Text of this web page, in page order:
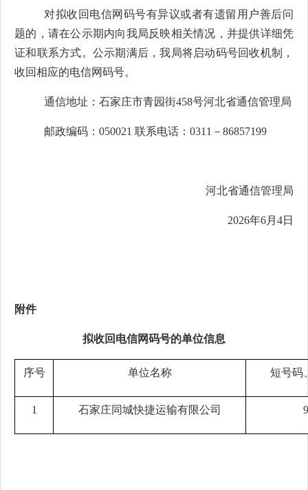
对拟收回电信网码号有异议或者有遗留用户善后问
题的，请在公示期内向我局反映相关情况，并提供详细凭
证和联系方式。公示期满后，我局将启动码号回收机制，
收回相应的电信网码号。
通信地址：石家庄市青园街458号河北省通信管理局
邮政编码：050021 联系电话：0311－86857199
河北省通信管理局
2026年6月4日
附件
拟收回 电信网码号的单位信息
序号 单位名称 短号码
1 石家庄同城快捷运输有限公司